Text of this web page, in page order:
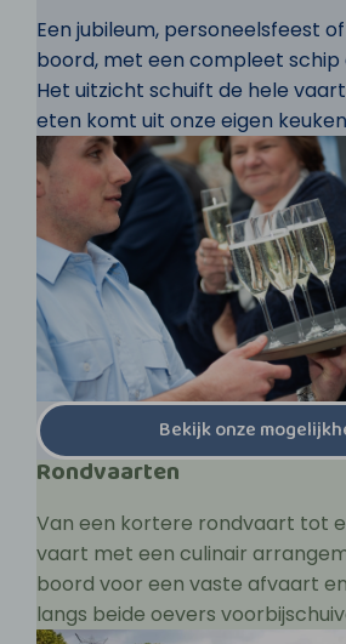
Een jubileum, personeelsfeest
boord, met een compleet schip
Het uitzicht schuift de hele
eten komt uit onze eigen
Bekijk onze
Rondvaarten
Van een kortere rondvaart tot
vaart met een culinair
boord voor een vaste afvaart
langs beide oevers